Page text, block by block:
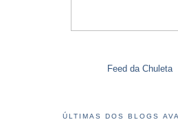
Feed da Chuleta
ÚLTIMAS DOS BLOGS